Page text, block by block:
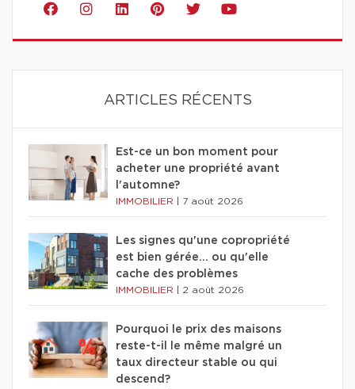
ARTICLES RÉCENTS
Est-ce un bon moment pour
acheter une propriété avant
l'automne?
IMMOBILIER 7 août 2026
Les signes qu'une copropriété
est bien gérée… ou qu'elle
cache des problèmes
IMMOBILIER 2 août 2026
Pourquoi le prix des maisons
reste-t-il le même malgré un
taux directeur stable ou qui
descend?